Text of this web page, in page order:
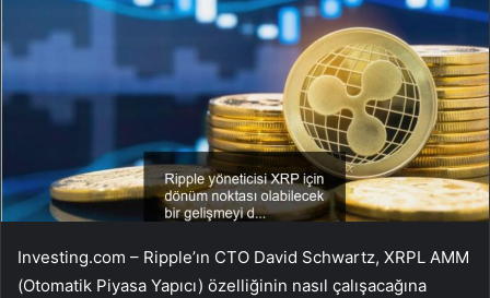
Investing.com – Ripple’ın CTO David Schwartz, XRPL AMM
(Otomatik Piyasa Yapıcı) özelliğinin nasıl çalışacağına